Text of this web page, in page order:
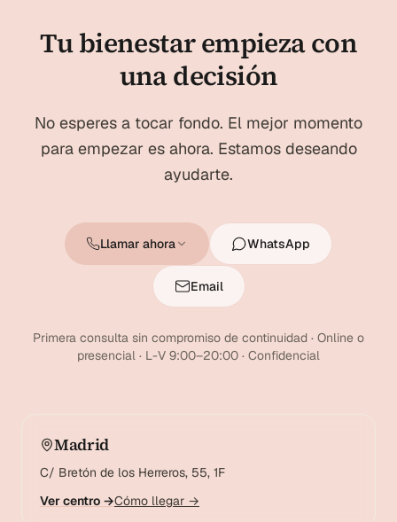
Tu bienestar empieza con
una decisión
No esperes a tocar fondo. El mejor momento
para empezar es ahora. Estamos deseando
ayudarte.
Llamar ahora WhatsApp
Email
Primera consulta sin compromiso de continuidad · Online o
presencial · L-V 9:00–20:00 · Confidencial
Madrid
C/ Bretón de los Herreros, 55, 1F
Ver centro →Cómo llegar →